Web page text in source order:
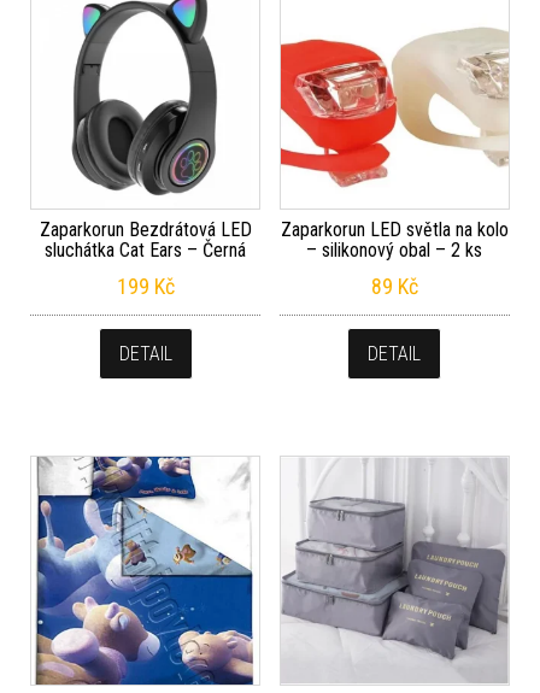
Zaparkorun Bezdrátová LED
sluchátka Cat Ears – Černá
199 Kč
DETAIL
Zaparkorun LED světla na kolo
– silikonový obal – 2 ks
89 Kč
DETAIL